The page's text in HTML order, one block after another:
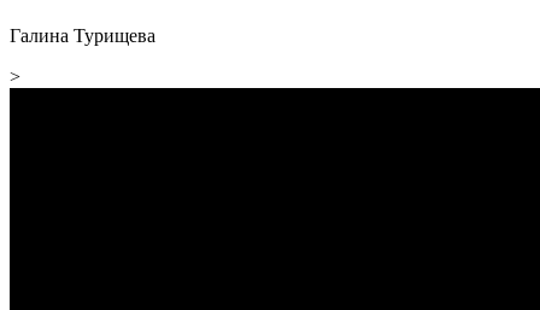
Галина Турищева
>